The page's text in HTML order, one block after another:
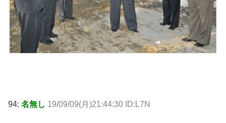
94: 名無し 19/09/09(月)21:44:30 ID:L7N